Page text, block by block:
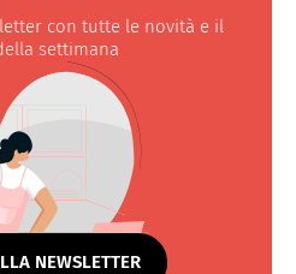
con tutte le novità e il
settimana
NEWSLETTER